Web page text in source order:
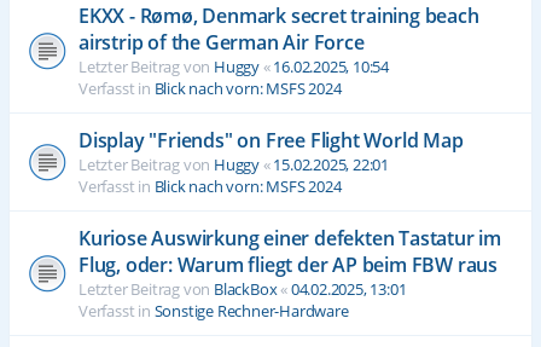
EKXX - Rømø, Denmark secret training beach
airstrip of the German Air Force
Letzter Beitrag von Huggy«16.02.2025, 10:54
Verfasst in Blick nach vorn: MSFS 2024
Display "Friends" on Free Flight World Map
Letzter Beitrag von Huggy«15.02.2025, 22:01
Verfasst in Blick nach vorn: MSFS 2024
Kuriose Auswirkung einer defekten Tastatur im
Flug, oder: Warum fliegt der AP beim FBW raus
Letzter Beitrag von BlackBox«04.02.2025, 13:01
Verfasst in Sonstige Rechner-Hardware